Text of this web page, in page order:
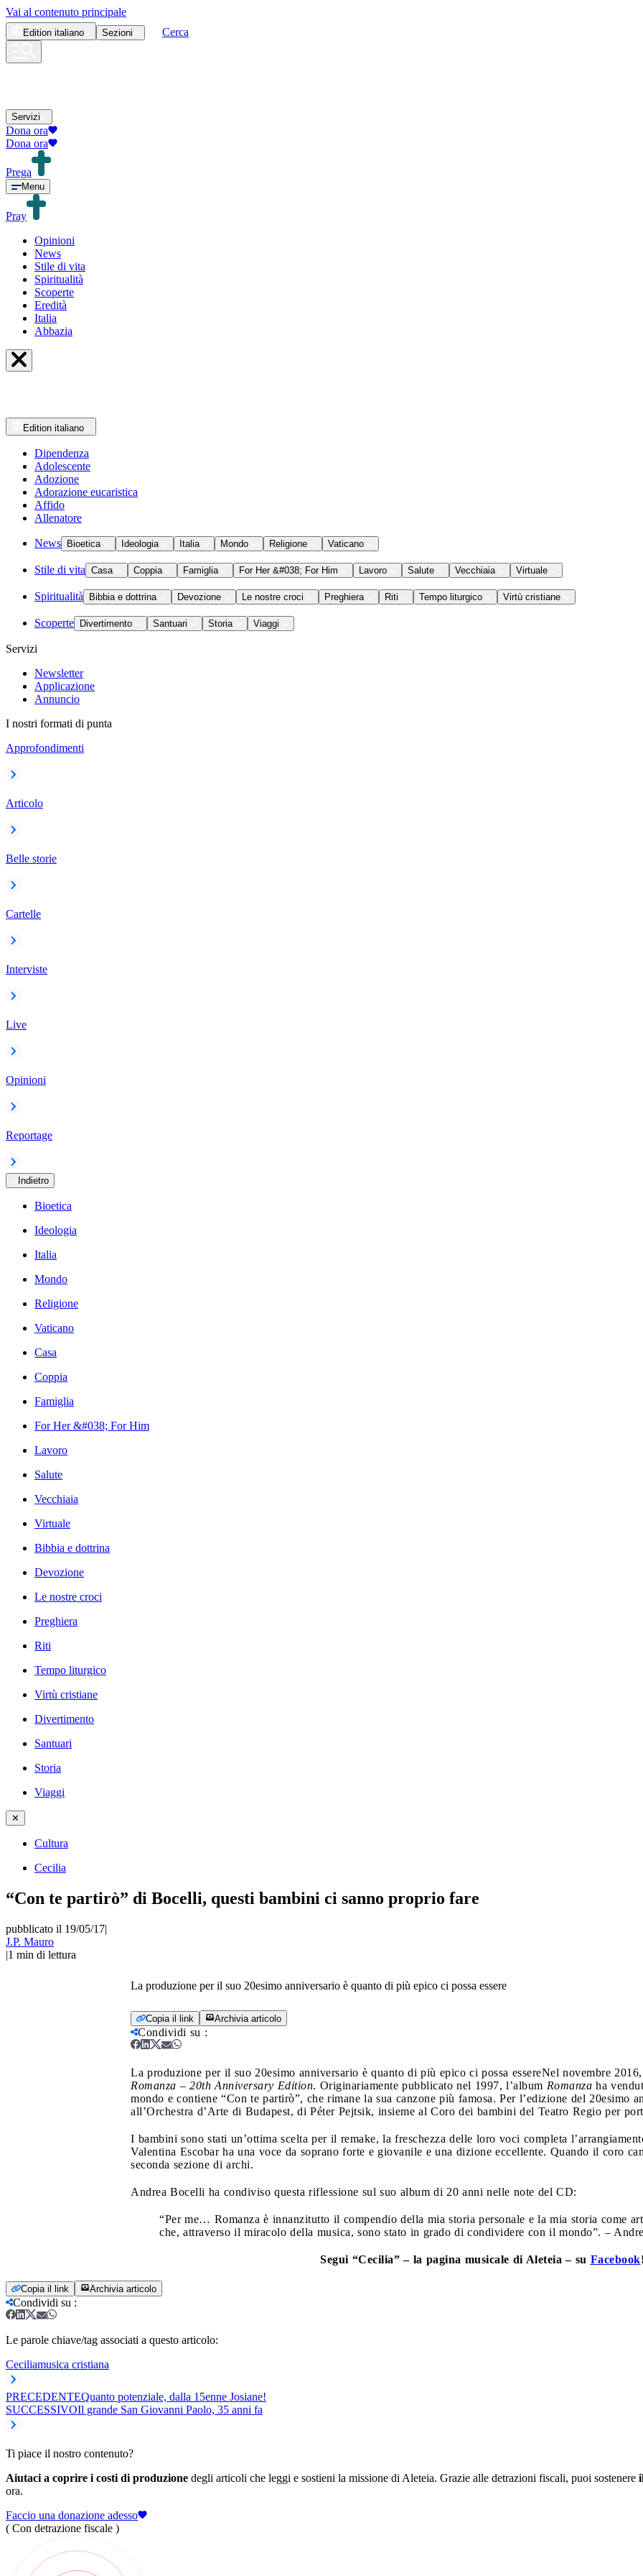
Vai al contenuto principale
Edition italiano Sezioni Cerca
Servizi
Dona ora
Dona ora
Prega
Menu
Pray
Opinioni
News
Stile di vita
Spiritualità
Scoperte
Eredità
Italia
Abbazia
Edition italiano
Dipendenza
Adolescente
Adozione
Adorazione eucaristica
Affido
Allenatore
News Bioetica Ideologia Italia Mondo Religione Vaticano
Stile di vita Casa Coppia Famiglia For Her &#038; For Him Lavoro Salute Vecchiaia Virtuale
Spiritualità Bibbia e dottrina Devozione Le nostre croci Preghiera Riti Tempo liturgico Virtù cristiane
Scoperte Divertimento Santuari Storia Viaggi
Servizi
Newsletter
Applicazione
Annuncio
I nostri formati di punta
Approfondimenti
Articolo
Belle storie
Cartelle
Interviste
Live
Opinioni
Reportage
Indietro
Bioetica
Ideologia
Italia
Mondo
Religione
Vaticano
Casa
Coppia
Famiglia
For Her &#038; For Him
Lavoro
Salute
Vecchiaia
Virtuale
Bibbia e dottrina
Devozione
Le nostre croci
Preghiera
Riti
Tempo liturgico
Virtù cristiane
Divertimento
Santuari
Storia
Viaggi
✕
Cultura
Cecilia
“Con te partirò” di Bocelli, questi bambini ci sanno proprio fare
pubblicato il 19/05/17|
J.P. Mauro
|1 min di lettura
La produzione per il suo 20esimo anniversario è quanto di più epico ci possa essere
Copia il link Archivia articolo
Condividi su :
La produzione per il suo 20esimo anniversario è quanto di più epico ci possa essereNel novembre
Romanza – 20th Anniversary Edition. Originariamente pubblicato nel 1997, l’album Romanza ha
mondo e contiene “Con te partirò”, che rimane la sua canzone più famosa. Per l’edizione del 20esimo
all’Orchestra d’Arte di Budapest, di Péter Pejtsik, insieme al Coro dei bambini del Teatro Regio per
I bambini sono stati un’ottima scelta per il remake, la freschezza delle loro voci completa
Valentina Escobar ha una voce da soprano forte e giovanile e una dizione eccellente. Quando il coro
seconda sezione di archi.
Andrea Bocelli ha condiviso questa riflessione sul suo album di 20 anni nelle note del CD:
“Per me… Romanza è innanzitutto il compendio della mia storia personale e la mia storia come
che, attraverso il miracolo della musica, sono stato in grado di condividere con il mondo”. –
Segui “Cecilia” – la pagina musicale di Aleteia – su Facebook
Copia il link Archivia articolo
Condividi su :
Le parole chiave/tag associati a questo articolo:
Ceciliamusica cristiana
PRECEDENTEQuanto potenziale, dalla 15enne Josiane!
SUCCESSIVOIl grande San Giovanni Paolo, 35 anni fa
Ti piace il nostro contenuto?
Aiutaci a coprire i costi di produzione degli articoli che leggi e sostieni la missione di Aleteia. Grazie alle detrazioni fiscali, puoi sostenere
ora.
Faccio una donazione adesso
( Con detrazione fiscale )